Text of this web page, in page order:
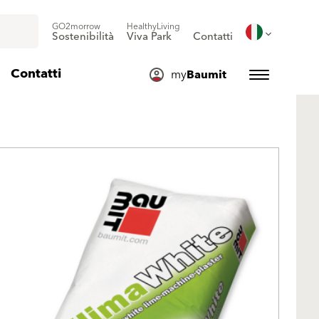
GO2morrow
Sostenibilità
HealthyLiving
Viva Park Contatti
Contatti myBaumit